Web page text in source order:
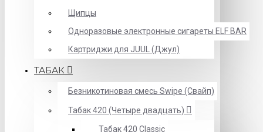
Щипцы
Одноразовые электронные сигареты ELF BAR
Картриджи для JUUL (Джул)
ТАБАК
Безникотиновая смесь Swipe (Свайп)
Табак 420 (Четыре двадцать)
Табак 420 Classic